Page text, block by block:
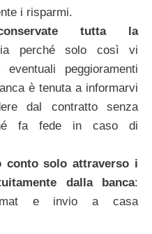
i risparmi.
tutta la
perché solo così vi
peggioramenti
è tenuta a informarvi
dal contratto senza
fa fede in caso di
conto solo attraverso i
dalla banca:
e invio a casa